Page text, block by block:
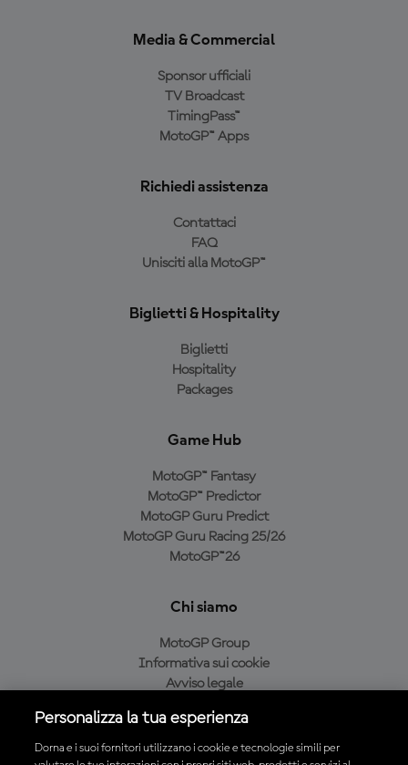
Media & Commercial
Sponsor ufficiali
TV Broadcast
TimingPass™
MotoGP™ Apps
Richiedi assistenza
Contattaci
FAQ
Unisciti alla MotoGP™
Biglietti & Hospitality
Biglietti
Hospitality
Packages
Game Hub
MotoGP™ Fantasy
MotoGP™ Predictor
MotoGP Guru Predict
MotoGP Guru Racing 25/26
MotoGP™26
Chi siamo
MotoGP Group
Informativa sui cookie
Avviso legale
Condizioni di acquisto
Personalizza la tua esperienza
Dorna e i suoi fornitori utilizzano i cookie e tecnologie simili per